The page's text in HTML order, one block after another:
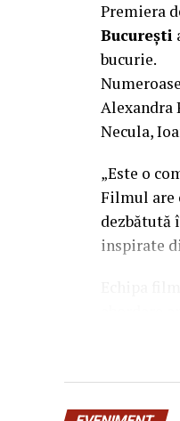
Premiera
București
bucurie.
Alexandra
Necula,
„Este o
Filmul are
dezbătută
inspirate
abordare
mai greu/
sfârșit,
despre
încerca să